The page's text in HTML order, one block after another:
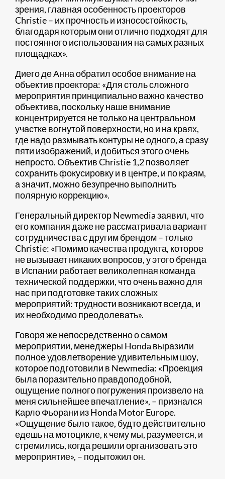
зрения, главная особенность проекторов
Christie – их прочность и износостойкость,
благодаря которым они отлично подходят для
постоянного использования на самых разных
площадках».
Диего де Анна обратил особое внимание на
объектив проектора: «Для столь сложного
мероприятия принципиально важно качество
объектива, поскольку наше внимание
концентрируется не только на центральном
участке вогнутой поверхности, но и на краях,
где надо размывать контуры не одного, а сразу
пяти изображений, и добиться этого очень
непросто. Объектив Christie 1,2 позволяет
сохранить фокусировку и в центре, и по краям,
а значит, можно безупречно выполнить
полярную коррекцию».
Генеральный директор Newmedia заявил, что
его компания даже не рассматривала вариант
сотрудничества с другим брендом – только
Christie: «Помимо качества продукта, которое
не вызывает никаких вопросов, у этого бренда
в Испании работает великолепная команда
технической поддержки, что очень важно для
нас при подготовке таких сложных
мероприятий: трудности возникают всегда, и
их необходимо преодолевать».
Говоря же непосредственно о самом
мероприятии, менеджеры Honda выразили
полное удовлетворение удивительным шоу,
которое подготовили в Newmedia: «Проекция
была поразительно правдоподобной,
ощущение полного погружения произвело на
меня сильнейшее впечатление», – признался
Карло Фьорани из Honda Motor Europe.
«Ощущение было такое, будто действительно
едешь на мотоцикле, к чему мы, разумеется, и
стремились, когда решили организовать это
мероприятие», – подытожил он.